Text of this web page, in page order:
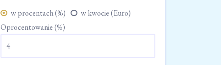
w procentach (%)
w kwocie (Euro)
Oprocentowanie (%)